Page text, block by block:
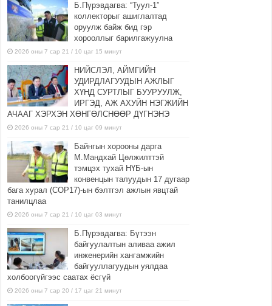
Б.Пүрэвдагва: “Туул-1”
коллекторыг ашиглалтад
оруулж байж бид гэр
хорооллыг барилгажуулна
2026 оны 7 сар 21 / 10 цаг 15 минут
НИЙСЛЭЛ, АЙМГИЙН
УДИРДЛАГУУДЫН АЖЛЫГ
ХҮНД СУРТЛЫГ БУУРУУЛЖ,
ИРГЭД, АЖ АХУЙН НЭГЖИЙН
АЧААГ ХЭРХЭН ХӨНГӨЛСНӨӨР ДҮГНЭНЭ
2026 оны 7 сар 21 / 10 цаг 09 минут
Байнгын хорооны дарга
М.Мандхай Цөлжилттэй
тэмцэх тухай НҮБ-ын
конвенцын талуудын 17 дугаар
бага хурал (СОР17)-ын бэлтгэл ажлын явцтай
танилцлаа
2026 оны 7 сар 21 / 10 цаг 03 минут
Б.Пүрэвдагва: Бүтээн
байгуулалтын аливаа ажил
инженерийн хангамжийн
байгууллагуудын уялдаа
холбоогүйгээс саатах ёсгүй
2026 оны 7 сар 20 / 17 цаг 21 минут